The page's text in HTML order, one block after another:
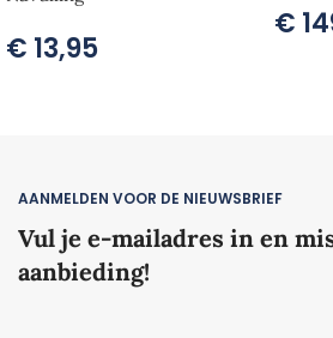
€ 13,95
€
AANMELDEN VOOR DE NIEUWSBRIEF
Vul je e-mailadres in en
aanbieding!